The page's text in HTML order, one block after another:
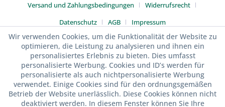
Versand und Zahlungsbedingungen
Widerrufsrecht
Datenschutz
AGB Impressum
Wir verwenden Cookies, um die Funktionalität der Website zu
optimieren, die Leistung zu analysieren und ihnen ein
personalisiertes Erlebnis zu bieten. Dies umfasst
personalisierte Werbung. Cookies und ID’s werden für
personalisierte als auch nichtpersonalisierte Werbung
verwendet. Einige Cookies sind für den ordnungsgemäßen
Betrieb der Website unerlässlich. Diese Cookies können nicht
deaktiviert werden. In diesem Fenster können Sie Ihre